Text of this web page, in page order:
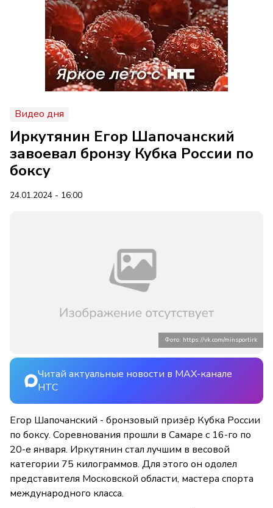
Видео дня
Иркутянин Егор Шапочанский
завоевал бронзу Кубка России по
боксу
24.01.2024 - 16:00
Фото: https://vk.com/minsportirk
Читай актуальные новости в MAX-канале
НТС
Егор Шапочанский - бронзовый призёр Кубка России
по боксу. Соревнования прошли в Самаре с 16-го по
20-е января. Иркутянин стал лучшим в весовой
категории 75 килограммов. Для этого он одолел
представителя Московской области, мастера спорта
международного класса.